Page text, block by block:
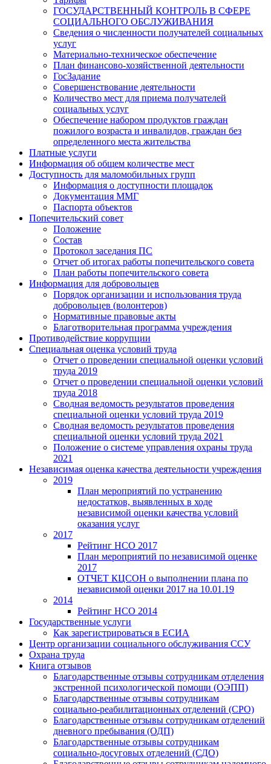
ГОСУДАРСТВЕННЫЙ КОНТРОЛЬ В СФЕРЕ
СОЦИАЛЬНОГО ОБСЛУЖИВАНИЯ
Сведения о численности получателей социальных
услуг
Материально-техническое обеспечение
План финансово-хозяйственной деятельности
ГосЗадание
Совершенствование деятельности
Количество мест для приема получателей
социальных услуг
Обеспечение набором продуктов граждан
пожилого возраста и инвалидов, граждан без
определенного места жительства
Платные услуги
Информация об общем количестве мест
Доступность для маломобильных групп
Информация о доступности площадок
Документация ММГ
Паспорта объектов
Попечительский совет
Положение
Состав
Протокол заседания ПС
Отчет об итогах работы попечительского совета
План работы попечительского совета
Информация для добровольцев
Порядок организации и использования труда
добровольцев (волонтеров)
Нормативные правовые акты
Благотворительная программа учреждения
Противодействие коррупции
Специальная оценка условий труда
Отчет о проведении специальной оценки условий
труда 2019
Отчет о проведении специальной оценки условий
труда 2018
Сводная ведомость результатов проведения
специальной оценки условий труда 2019
Сводная ведомость результатов проведения
специальной оценки условий труда 2021
Положение о системе управления охраны труда
2021
Независимая оценка качества деятельности учреждения
2019
План мероприятий по устранению
недостатков, выявленных в ходе
независимой оценки качества условий
оказания услуг
2017
Рейтинг НСО 2017
План мероприятий по независимой оценке
2017
ОТЧЕТ КЦСОН о выполнении плана по
независимой оценки 2017 на 10.01.19
2014
Рейтинг НСО 2014
Государственные услуги
Как зарегистрироваться в ЕСИА
Центр организации социального обслуживания ССУ
Охрана труда
Книга отзывов
Благодарственные отзывы сотрудникам отделения
экстренной психологической помощи (ОЭПП)
Благодарственные отзывы сотрудникам
социально-реабилитационных отделений (СРО)
Благодарственные отзывы сотрудникам отделений
дневного пребывания (ОДП)
Благодарственные отзывы сотрудникам
социально-досуговых отделений (СДО)